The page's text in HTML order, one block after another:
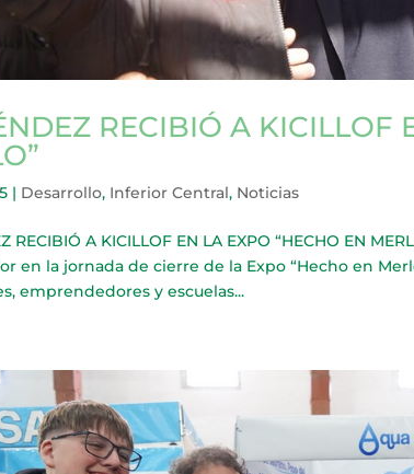
RECIBIÓ A KICILLOF
| Desarrollo, Inferior Central, Noticias
RECIBIÓ A KICILLOF EN LA EXPO “HECHO EN
en la jornada de cierre de la Expo “Hecho en
emprendedores y escuelas...